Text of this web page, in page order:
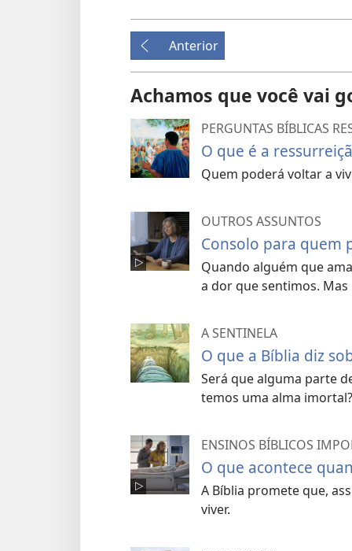
Anterior
Achamos que você vai
PERGUNTAS BÍBLICAS
O que é a
Quem poderá voltar a
OUTROS ASSUNTOS
Consolo para quem
Quando alguém que
a dor que sentimos.
A SENTINELA
O que a Bíblia diz
Será que alguma parte
temos uma alma
ENSINOS BÍBLICOS
O que acontece
A Bíblia promete que,
viver.